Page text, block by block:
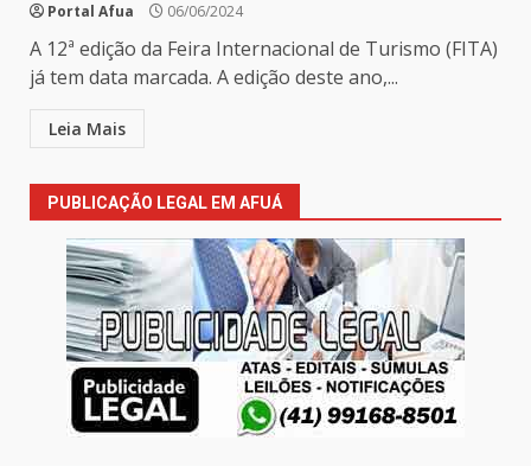
Portal Afua 06/06/2024
A 12ª edição da Feira Internacional de Turismo (FITA)
já tem data marcada. A edição deste ano,...
Leia Mais
PUBLICAÇÃO LEGAL EM AFUÁ